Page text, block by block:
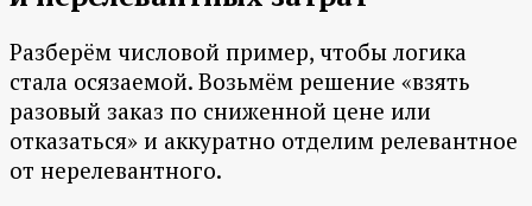
Разберём числовой пример, чтобы логика
стала осязаемой. Возьмём решение «взять
разовый заказ по сниженной цене или
отказаться» и аккуратно отделим релевантное
от нерелевантного.